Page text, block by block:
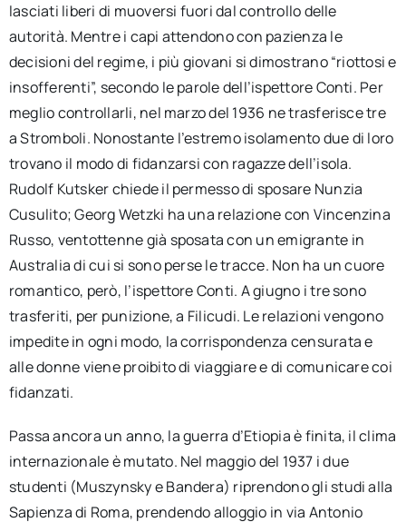
lasciati liberi di muoversi fuori dal controllo delle
autorità. Mentre i capi attendono con pazienza le
decisioni del regime, i più giovani si dimostrano “riottosi e
insofferenti”, secondo le parole dell’ispettore Conti. Per
meglio controllarli, nel marzo del 1936 ne trasferisce tre
a Stromboli. Nonostante l’estremo isolamento due di loro
trovano il modo di fidanzarsi con ragazze dell’isola.
Rudolf Kutsker chiede il permesso di sposare Nunzia
Cusulito; Georg Wetzki ha una relazione con Vincenzina
Russo, ventottenne già sposata con un emigrante in
Australia di cui si sono perse le tracce. Non ha un cuore
romantico, però, l’ispettore Conti. A giugno i tre sono
trasferiti, per punizione, a Filicudi. Le relazioni vengono
impedite in ogni modo, la corrispondenza censurata e
alle donne viene proibito di viaggiare e di comunicare coi
fidanzati.
Passa ancora un anno, la guerra d’Etiopia è finita, il clima
internazionale è mutato. Nel maggio del 1937 i due
studenti (Muszynsky e Bandera) riprendono gli studi alla
Sapienza di Roma, prendendo alloggio in via Antonio